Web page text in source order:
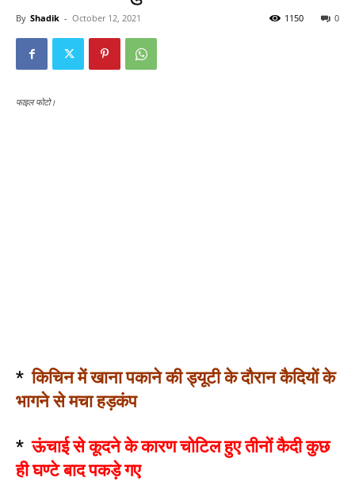
By Shadik - October 12, 2021 0
1150
फाइल फोटो।
*किचिन में खाना पकाने की ड्यूटी के दौरान कैदियों के
भागने से मचा हड़कंप
*ऊंचाई से कूदने के कारण चोटिल हुए तीनों कैदी कुछ
ही घण्टे बाद पकड़े गए